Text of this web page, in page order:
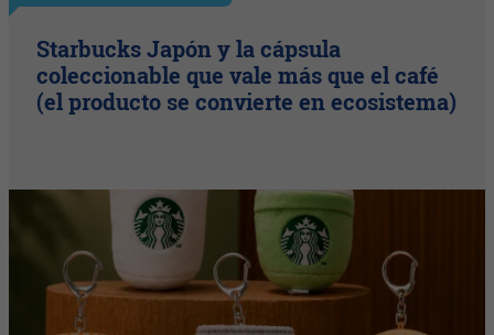
Starbucks Japón y la cápsula
coleccionable que vale más que el café
(el producto se convierte en ecosistema)